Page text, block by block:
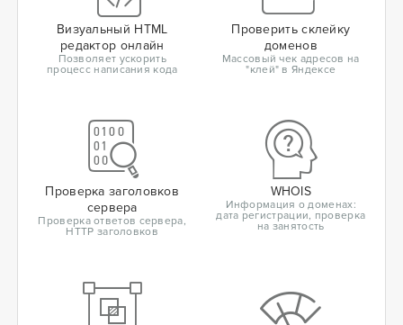
Визуальный HTML
редактор онлайн
Позволяет ускорить
процесс написания кода
Проверить склейку
доменов
Массовый чек адресов на
"клей" в Яндексе
Проверка заголовков
сервера
Проверка ответов сервера,
HTTP заголовков
WHOIS
Информация о доменах:
дата регистрации, проверка
на занятость